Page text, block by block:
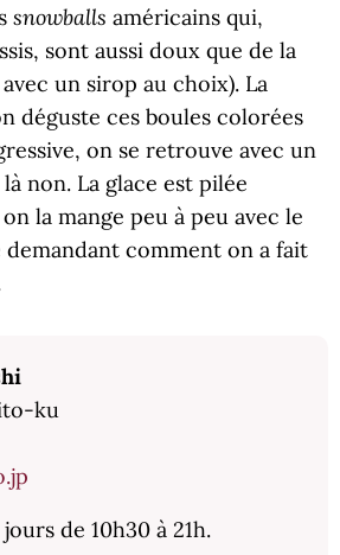
snowballs américains qui,
sont aussi doux que de la
un sirop au choix). La
déguste ces boules colorées
on se retrouve avec un
non. La glace est pilée
la mange peu à peu avec le
demandant comment on a fait
ku
de 10h30 à 21h.